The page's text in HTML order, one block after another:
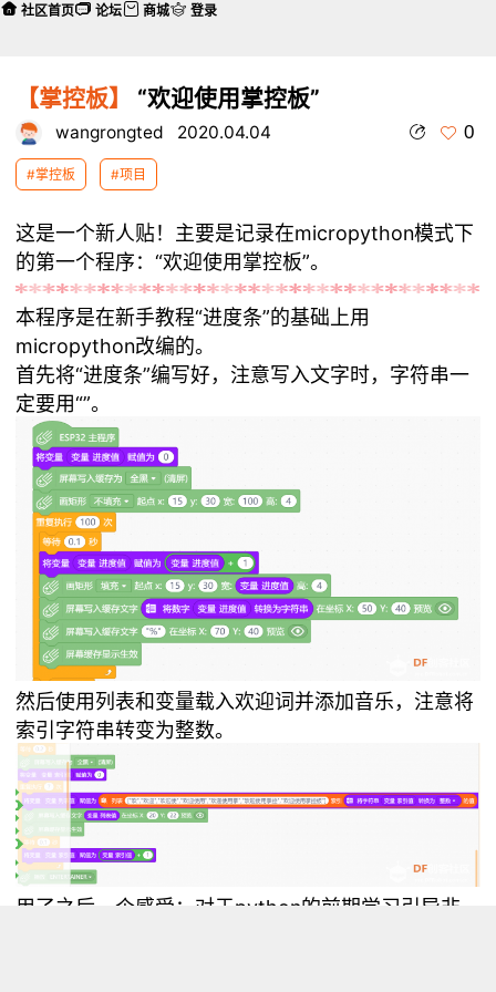
【掌控板】 “欢迎使用掌控板”
wangrongted 2020.04.04 0
#掌控板 #项目
这是一个新人贴！主要是记录在micropython模式下
的第一个程序：“欢迎使用掌控板”。
本程序是在新手教程“进度条”的基础上用
micropython改编的。
首先将“进度条”编写好，注意写入文字时，字符串一
定要用“”。
然后使用列表和变量载入欢迎词并添加音乐，注意将
索引字符串转变为整数。
用了之后一个感受：对于python的前期学习引导非
社区首页 论坛 商城 登录